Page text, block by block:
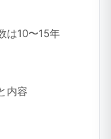
は10〜15年
内容